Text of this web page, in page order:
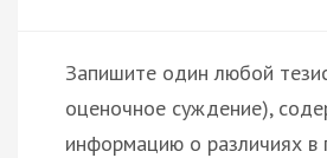
Запишите один любой
оценочное суждение),
информацию о различиях в